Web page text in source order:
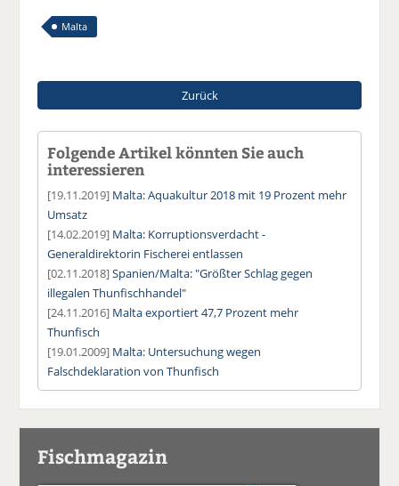
Malta
Zurück
Folgende Artikel könnten Sie auch
interessieren
[19.11.2019] Malta: Aquakultur 2018 mit 19 Prozent mehr
Umsatz
[14.02.2019] Malta: Korruptionsverdacht -
Generaldirektorin Fischerei entlassen
[02.11.2018]Spanien/Malta: "Größter Schlag gegen
illegalen Thunfischhandel"
[24.11.2016] Malta exportiert 47,7 Prozent mehr
Thunfisch
[19.01.2009] Malta: Untersuchung wegen
Falschdeklaration von Thunfisch
Fischmagazin